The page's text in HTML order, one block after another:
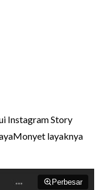
Instagram Story
layaknya
Perbesar